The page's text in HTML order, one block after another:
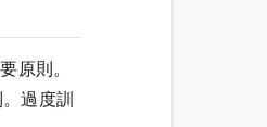
原則。
過度訓